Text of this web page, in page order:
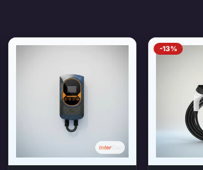
-13%